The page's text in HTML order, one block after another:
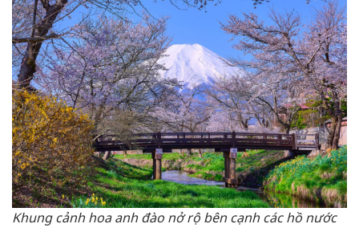
Khung cảnh hoa anh đào nở rộ bên cạnh các hồ nước